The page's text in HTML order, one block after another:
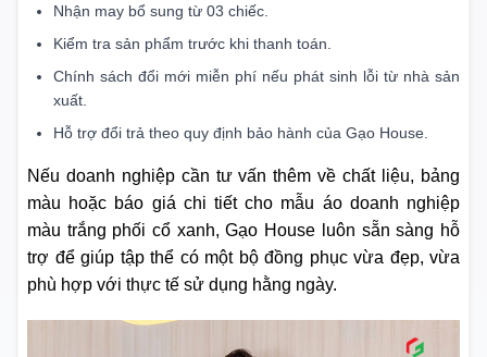
Nhận may bổ sung từ 03 chiếc.
Kiểm tra sản phẩm trước khi thanh toán.
Chính sách đổi mới miễn phí nếu phát sinh lỗi từ nhà sản
xuất.
Hỗ trợ đổi trả theo quy định bảo hành của Gạo House.
Nếu doanh nghiệp cần tư vấn thêm về chất liệu, bảng
màu hoặc báo giá chi tiết cho mẫu áo doanh nghiệp
màu trắng phối cổ xanh, Gạo House luôn sẵn sàng hỗ
trợ để giúp tập thể có một bộ đồng phục vừa đẹp, vừa
phù hợp với thực tế sử dụng hằng ngày.